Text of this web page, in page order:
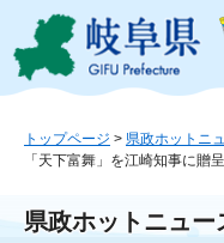
ジ
ュ
こ
トップページ > 県政ホットニ
「天下富舞」を江崎知事に贈呈
県政ホットニュー